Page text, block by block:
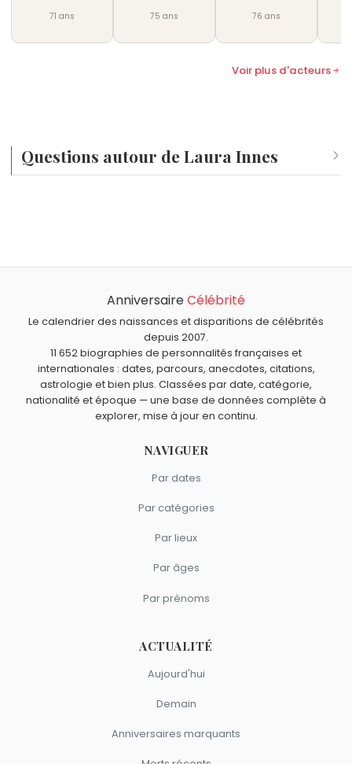
71 ans
75 ans
76 ans
Voir plus d'acteurs
Questions autour de Laura Innes
Michael Clarke Duncan,Frances McDormand
Griffith,Bernie MacetFran Dreschersont nés en 1957.
Quels acteurs américains sont du signe Lion comme
Laura Innes ?
Patrick Swayze Robert Redford,Sam Elliott
Arnold
SchwarzeneggeretBen Afflecksont du signe Lion.
AnniversaireCélébrité
Le calendrier des naissances et disparitions de célébrités
depuis 2007.
11 652 biographies de personnalités françaises et
internationales : dates, parcours, anecdotes, citations,
astrologie et bien plus. Classées par date, catégorie,
nationalité et époque — une base de données complète à
explorer, mise à jour en continu.
NAVIGUER
Par dates
Par catégories
Par lieux
Par âges
Par prénoms
ACTUALITÉ
Aujourd'hui
Demain
Anniversaires marquants